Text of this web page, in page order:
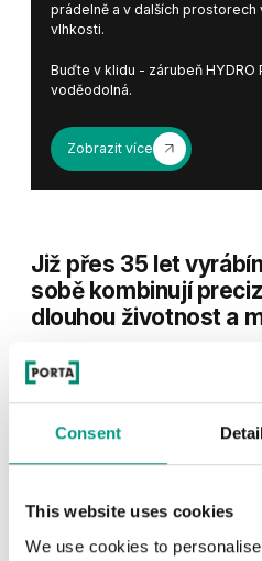
Consent
This website uses cookies
We use cookies to
prádelně a v dalších prostorech
vlhkosti.
Buďte v klidu - zárubeň HYDRO
voděodolná.
Zobrazit více
Již přes 35 let
sobě kombinují
dlouhou životnost a